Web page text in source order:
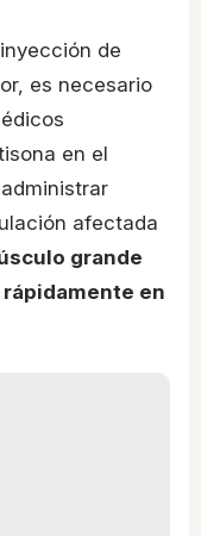
de
es necesario
en el
afectada
grande
en